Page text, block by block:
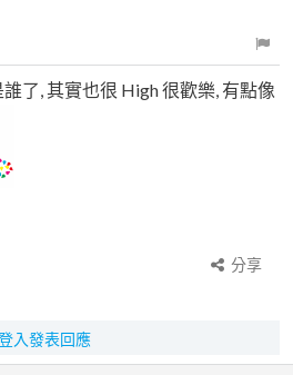
了, 其實也很 High 很歡樂, 有點像
分享
入發表回應